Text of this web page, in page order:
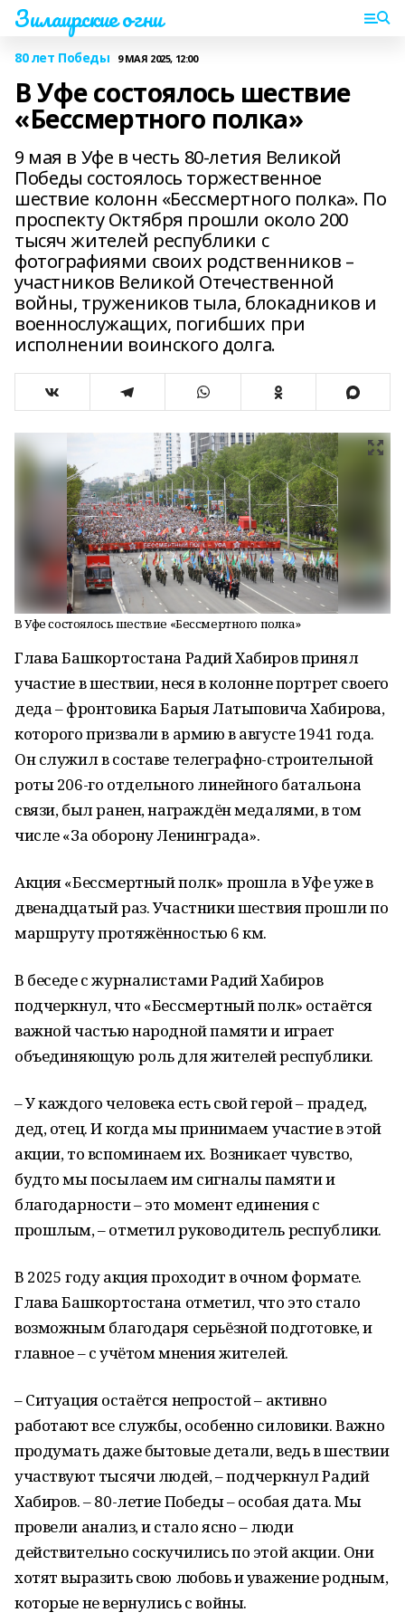
Зилаирские огни
80 лет Победы 9 МАЯ 2025, 12:00
В Уфе состоялось шествие
«Бессмертного полка»
9 мая в Уфе в честь 80-летия Великой
Победы состоялось торжественное
шествие колонн «Бессмертного полка». По
проспекту Октября прошли около 200
тысяч жителей республики с
фотографиями своих родственников –
участников Великой Отечественной
войны, тружеников тыла, блокадников и
военнослужащих, погибших при
исполнении воинского долга.
В Уфе состоялось шествие «Бессмертного полка»
Глава Башкортостана Радий Хабиров принял
участие в шествии, неся в колонне портрет своего
деда – фронтовика Барыя Латыповича Хабирова,
которого призвали в армию в августе 1941 года.
Он служил в составе телеграфно-строительной
роты 206-го отдельного линейного батальона
связи, был ранен, награждён медалями, в том
числе «За оборону Ленинграда».
Акция «Бессмертный полк» прошла в Уфе уже в
двенадцатый раз. Участники шествия прошли по
маршруту протяжённостью 6 км.
В беседе с журналистами Радий Хабиров
подчеркнул, что «Бессмертный полк» остаётся
важной частью народной памяти и играет
объединяющую роль для жителей республики.
– У каждого человека есть свой герой – прадед,
дед, отец. И когда мы принимаем участие в этой
акции, то вспоминаем их. Возникает чувство,
будто мы посылаем им сигналы памяти и
благодарности – это момент единения с
прошлым, – отметил руководитель республики.
В 2025 году акция проходит в очном формате.
Глава Башкортостана отметил, что это стало
возможным благодаря серьёзной подготовке, и
главное – с учётом мнения жителей.
– Ситуация остаётся непростой – активно
работают все службы, особенно силовики. Важно
продумать даже бытовые детали, ведь в шествии
участвуют тысячи людей, – подчеркнул Радий
Хабиров. – 80-летие Победы – особая дата. Мы
провели анализ, и стало ясно – люди
действительно соскучились по этой акции. Они
хотят выразить свою любовь и уважение родным,
которые не вернулись с войны.